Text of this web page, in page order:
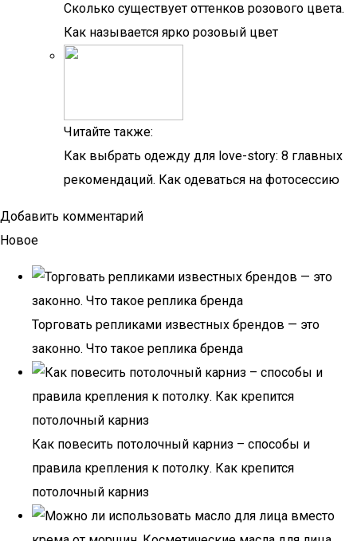
Сколько существует оттенков розового цвета.
Как называется ярко розовый цвет
Читайте также:
Как выбрать одежду для love-story: 8 главных
рекомендаций. Как одеваться на фотосессию
Добавить комментарий
Новое
Торговать репликами известных брендов — это
законно. Что такое реплика бренда
Как повесить потолочный карниз – способы и
правила крепления к потолку. Как крепится
потолочный карниз